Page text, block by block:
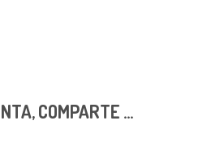
COMPARTE ...